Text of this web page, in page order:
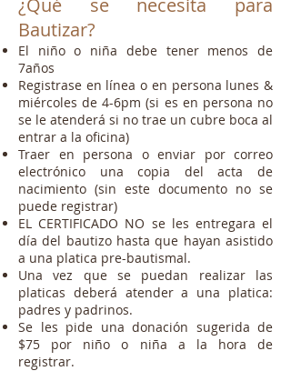
¿Qué se necesita para
Bautizar?
El niño o niña debe tener menos de
7años
Registrase en línea o en persona lunes &
miércoles de 4-6pm (si es en persona no
se le atenderá si no trae un cubre boca al
entrar a la oficina)
Traer en persona o enviar por correo
electrónico una copia del acta de
nacimiento (sin este documento no se
puede registrar)
EL CERTIFICADO NO se les entregara el
día del bautizo hasta que hayan asistido
a una platica pre-bautismal.
Una vez que se puedan realizar las
platicas deberá atender a una platica:
padres y padrinos.
Se les pide una donación sugerida de
$75 por niño o niña a la hora de
registrar.